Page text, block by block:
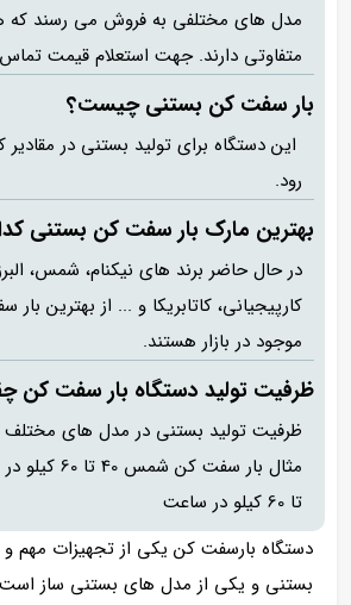
مدل های مختلفی به فروش می رسند که
متفاوتی دارند. جهت استعلام قیمت
بار سفت کن بستنی چیست؟
این دستگاه برای تولید بستنی در مقادیر
رود.
بهترین مارک بار سفت کن بستنی
در حال حاضر برند های نیکنام، شمس،
کارپیجیانی، کاتابریکا و ... از بهترین
موجود در بازار هستند.
ظرفیت تولید دستگاه بار سفت کن
ظرفیت تولید بستنی در مدل های
تا 60 کیلو در ساعت
دستگاه بارسفت کن یکی از تجهیزات مهم و
بستنی و یکی از مدل های بستنی ساز است